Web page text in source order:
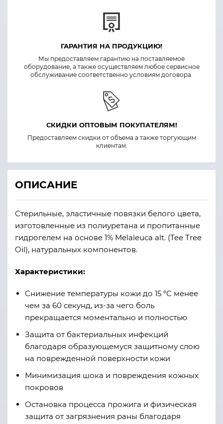
ГАРАНТИЯ НА ПРОДУКЦИЮ!
Мы предоставляем гарантию на поставляемое
оборудование, а также осуществляем любое сервисное
обслуживание соответственно условиям договора.
СКИДКИ ОПТОВЫМ ПОКУПАТЕЛЯМ!
Предоставляем скидки от объема а также торгующим
клиентам.
ОПИСАНИЕ
Стерильные, эластичные повязки белого цвета,
изготовленные из полиуретана и пропитанные
гидрогелем на основе 1% Melaleuca alt. (Tee Tree
Oil), натуральных компонентов.
Характеристики:
Снижение температуры кожи до 15 °С менее
чем за 60 секунд, из-за чего боль
прекращается моментально и полностью
Защита от бактериальных инфекций
благодаря образующемуся защитному слою
на поврежденной поверхности кожи
Минимизация шока и повреждения кожных
покровов
Остановка процесса прожига и физическая
защита от загрязнения раны благодаря